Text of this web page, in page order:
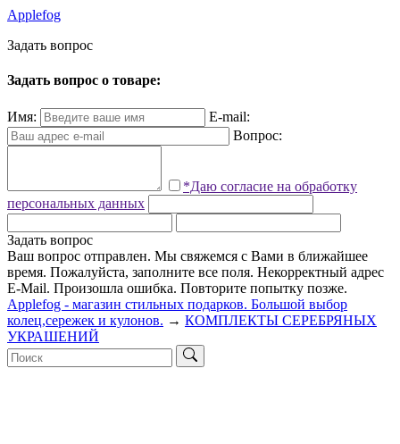
Applefog
Задать вопрос
Задать вопрос о товаре:
Имя:
E-mail:
Вопрос:
*Даю согласие на обработку
персональных данных
Задать вопрос
Ваш вопрос отправлен. Мы свяжемся с Вами в ближайшее
время. Пожалуйста, заполните все поля. Некорректный адрес
E-Mail. Произошла ошибка. Повторите попытку позже.
Applefog - магазин стильных подарков. Большой выбор
колец,сережек и кулонов. → КОМПЛЕКТЫ СЕРЕБРЯНЫХ
УКРАШЕНИЙ